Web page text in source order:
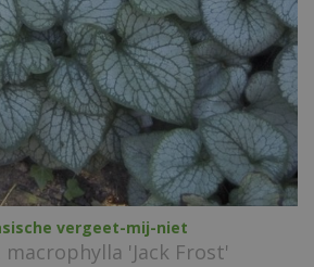
vergeet-mij-niet
'Jack Frost'